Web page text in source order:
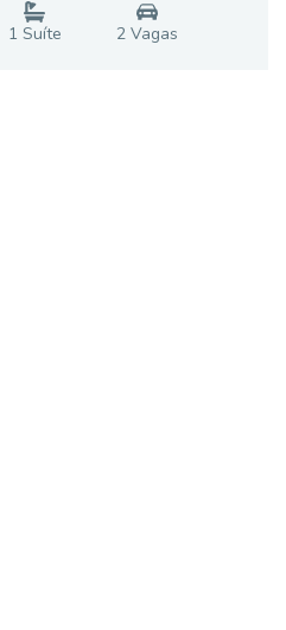
1 Suíte 2Vagas